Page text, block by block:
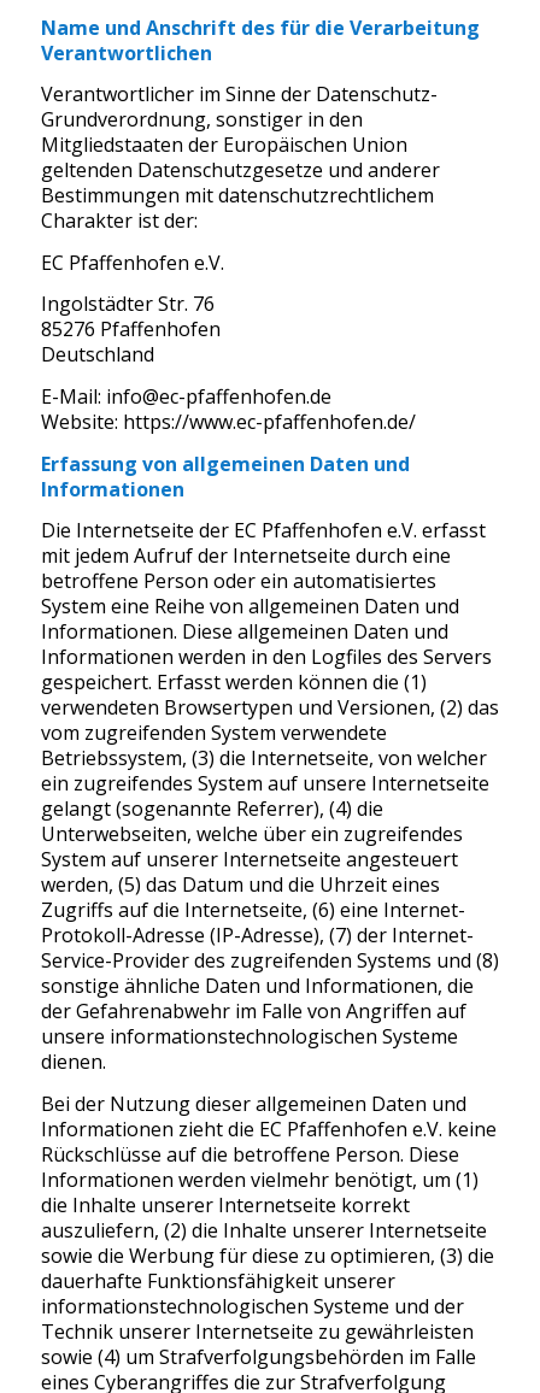
Name und Anschrift des für die Verarbeitung
Verantwortlichen
Verantwortlicher im Sinne der Datenschutz-
Grundverordnung, sonstiger in den
Mitgliedstaaten der Europäischen Union
geltenden Datenschutzgesetze und anderer
Bestimmungen mit datenschutzrechtlichem
Charakter ist der:
EC Pfaffenhofen e.V.
Ingolstädter Str. 76
85276 Pfaffenhofen
Deutschland
E-Mail: info@ec-pfaffenhofen.de
Website: https://www.ec-pfaffenhofen.de/
Erfassung von allgemeinen Daten und
Informationen
Die Internetseite der EC Pfaffenhofen e.V. erfasst
mit jedem Aufruf der Internetseite durch eine
betroffene Person oder ein automatisiertes
System eine Reihe von allgemeinen Daten und
Informationen. Diese allgemeinen Daten und
Informationen werden in den Logfiles des Servers
gespeichert. Erfasst werden können die (1)
verwendeten Browsertypen und Versionen, (2) das
vom zugreifenden System verwendete
Betriebssystem, (3) die Internetseite, von welcher
ein zugreifendes System auf unsere Internetseite
gelangt (sogenannte Referrer), (4) die
Unterwebseiten, welche über ein zugreifendes
System auf unserer Internetseite angesteuert
werden, (5) das Datum und die Uhrzeit eines
Zugriffs auf die Internetseite, (6) eine Internet-
Protokoll-Adresse (IP-Adresse), (7) der Internet-
Service-Provider des zugreifenden Systems und (8)
sonstige ähnliche Daten und Informationen, die
der Gefahrenabwehr im Falle von Angriffen auf
unsere informationstechnologischen Systeme
dienen.
Bei der Nutzung dieser allgemeinen Daten und
Informationen zieht die EC Pfaffenhofen e.V. keine
Rückschlüsse auf die betroffene Person. Diese
Informationen werden vielmehr benötigt, um (1)
die Inhalte unserer Internetseite korrekt
auszuliefern, (2) die Inhalte unserer Internetseite
sowie die Werbung für diese zu optimieren, (3) die
dauerhafte Funktionsfähigkeit unserer
informationstechnologischen Systeme und der
Technik unserer Internetseite zu gewährleisten
sowie (4) um Strafverfolgungsbehörden im Falle
eines Cyberangriffes die zur Strafverfolgung